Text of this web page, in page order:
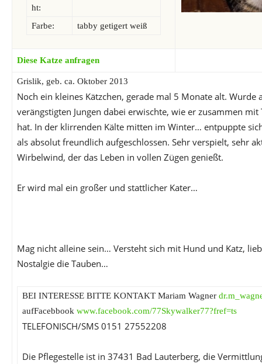
ht:
Farbe: tabby getigert weiß
Diese Katze anfragen
Grislik, geb. ca. Oktober 2013
Noch ein kleines Kätzchen, gerade mal 5 Monate alt. Wurde
verängstigten Jungen dabei erwischte, wie er zusammen mit
hat. In der klirrenden Kälte mitten im Winter… entpuppte
als absolut freundlich aufgeschlossen. Sehr verspielt, sehr
Wirbelwind, der das Leben in vollen Zügen genießt.
Er wird mal ein großer und stattlicher Kater…
Mag nicht alleine sein… Versteht sich mit Hund und Katz,
Nostalgie die Tauben…
BEI INTERESSE BITTE KONTAKT Mariam Wagner
aufFacebbook www.facebook.com/77Skywalker77?fref=ts
TELEFONISCH/SMS 0151 27552208
Die Pflegestelle ist in 37431 Bad Lauterberg, die